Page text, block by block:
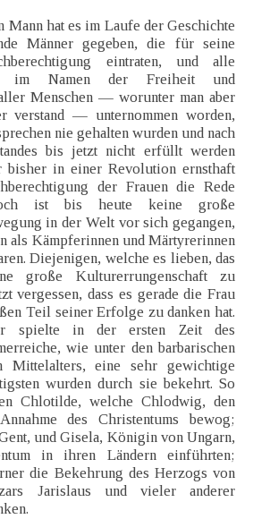
Mann hat es im Laufe der Geschichte
Männer gegeben, die für seine
eintraten, und alle
im Namen der Freiheit und
Menschen — worunter man aber
verstand — unternommen worden,
nie gehalten wurden und nach
bis jetzt nicht erfüllt werden
bisher in einer Revolution ernsthaft
der Frauen die Rede
ist bis heute keine große
in der Welt vor sich gegangen,
als Kämpferinnen und Märtyrerinnen
Diejenigen, welche es lieben, das
große Kulturerrungenschaft zu
vergessen, dass es gerade die Frau
Teil seiner Erfolge zu danken hat.
spielte in der ersten Zeit des
wie unter den barbarischen
Mittelalters, eine sehr gewichtige
wurden durch sie bekehrt. So
Chlotilde, welche Chlodwig, den
des Christentums bewog;
und Gisela, Königin von Ungarn,
in ihren Ländern einführten;
die Bekehrung des Herzogs von
Jarislaus und vieler anderer